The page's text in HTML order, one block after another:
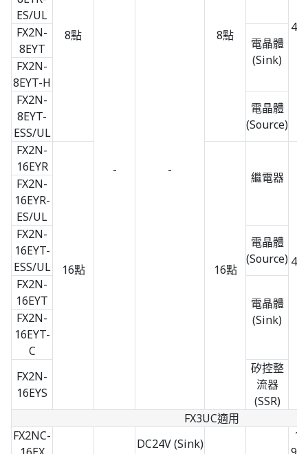
8點
- -
8點
43
ES/UL
FX2N-
8EYT
電晶體
(Sink)
FX2N-
8EYT-H
FX2N-
8EYT-
ESS/UL
電晶體
(Source)
FX2N-
16EYR
16點 16點
繼電器
40
FX2N-
16EYR-
ES/UL
FX2N-
16EYT-
ESS/UL
電晶體
(Source)
FX2N-
16EYT
電晶體
(Sink)
FX2N-
16EYT-
C
FX2N-
16EYS
矽控整
流器
(SSR)
FX3UC適用
FX2NC-
DC24V (Sink)